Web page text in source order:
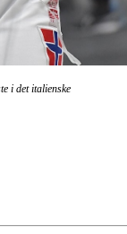
i det italienske